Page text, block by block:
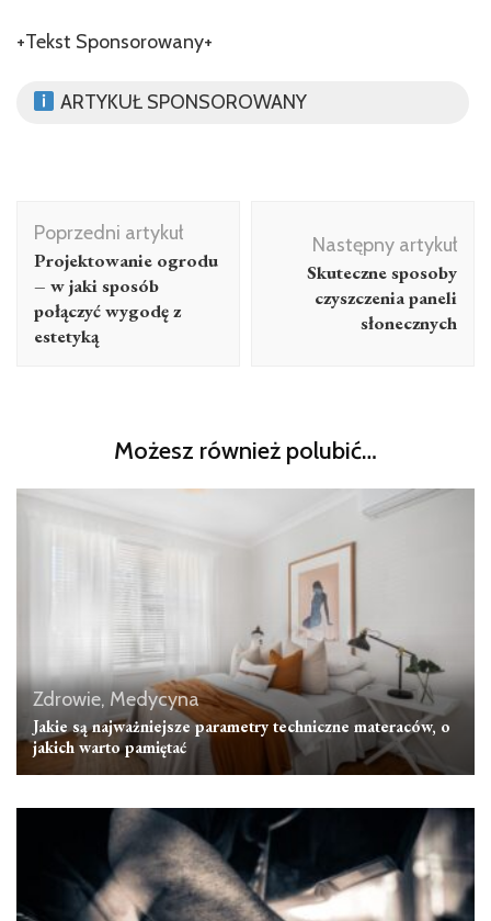
+Tekst Sponsorowany+
ARTYKUŁ SPONSOROWANY
Nawigacja
wpisu
Poprzedni artykuł
Projektowanie ogrodu
– w jaki sposób
połączyć wygodę z
estetyką
Następny artykuł
Skuteczne sposoby
czyszczenia paneli
słonecznych
Możesz również polubić…
Zdrowie, Medycyna
Jakie są najważniejsze parametry techniczne materaców, o
jakich warto pamiętać